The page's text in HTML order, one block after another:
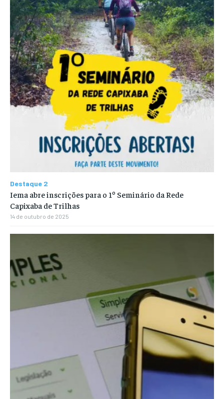
Destaque 2
Iema abre inscrições para o 1º Seminário da Rede
Capixaba de Trilhas
14 de outubro de 2025